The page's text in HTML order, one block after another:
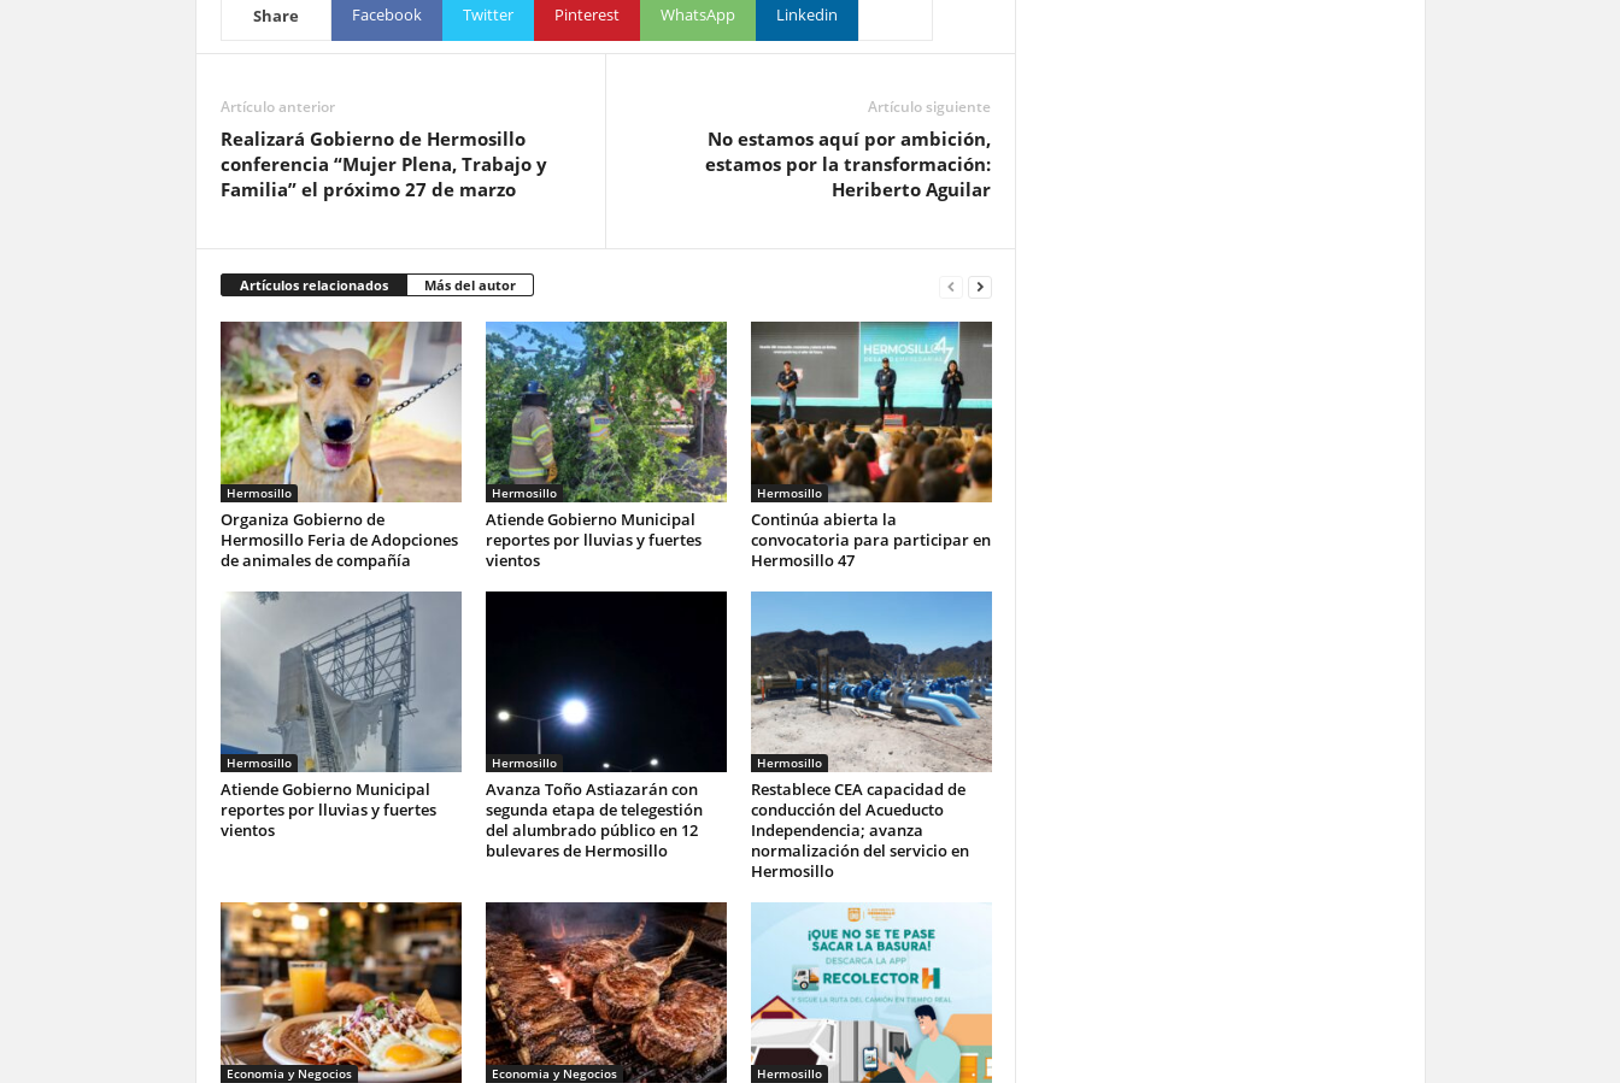
Share Facebook Twitter Pinterest WhatsApp Linkedin
Artículo anterior
Realizará Gobierno de Hermosillo
conferencia “Mujer Plena, Trabajo y
Familia” el próximo 27 de marzo
Artículo siguiente
No estamos aquí por ambición,
estamos por la transformación:
Heriberto Aguilar
Artículos relacionados Más del autor
Hermosillo
Organiza Gobierno de
Hermosillo Feria de Adopciones
de animales de compañía
Hermosillo
Atiende Gobierno Municipal
reportes por lluvias y fuertes
vientos
Hermosillo
Continúa abierta la
convocatoria para participar en
Hermosillo 47
Hermosillo
Atiende Gobierno Municipal
reportes por lluvias y fuertes
vientos
Hermosillo
Avanza Toño Astiazarán con
segunda etapa de telegestión
del alumbrado público en 12
bulevares de Hermosillo
Hermosillo
Restablece CEA capacidad de
conducción del Acueducto
Independencia; avanza
normalización del servicio en
Hermosillo
Economia y Negocios Economia y Negocios Hermosillo